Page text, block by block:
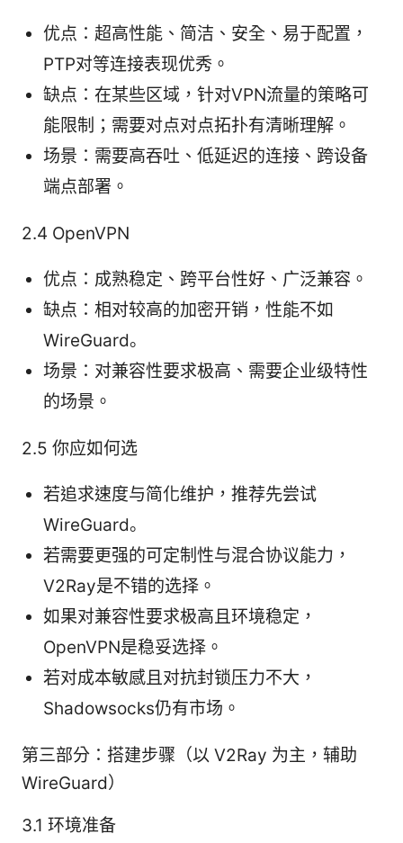
优点：超高性能、简洁、安全、易于配置，
PTP对等连接表现优秀。
缺点：在某些区域，针对VPN流量的策略可
能限制；需要对点对点拓扑有清晰理解。
场景：需要高吞吐、低延迟的连接、跨设备
端点部署。
2.4 OpenVPN
优点：成熟稳定、跨平台性好、广泛兼容。
缺点：相对较高的加密开销，性能不如
WireGuard。
场景：对兼容性要求极高、需要企业级特性
的场景。
2.5 你应如何选
若追求速度与简化维护，推荐先尝试
WireGuard。
若需要更强的可定制性与混合协议能力，
V2Ray是不错的选择。
如果对兼容性要求极高且环境稳定，
OpenVPN是稳妥选择。
若对成本敏感且对抗封锁压力不大，
Shadowsocks仍有市场。
第三部分：搭建步骤（以 V2Ray 为主，辅助
WireGuard）
3.1 环境准备